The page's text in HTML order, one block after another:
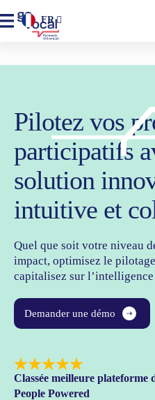
FR
Pilotez vos
participatifs
solution
intuitive et
Quel que soit votre niveau
impact, optimisez le
capitalisez sur
Demander une démo
Classée meilleure
People Powered